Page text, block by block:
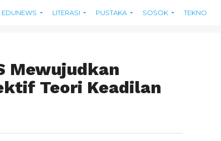
EDUNEWS LITERASI PUSTAKA SOSOK TEKNO
Mewujudkan
Teori Keadilan